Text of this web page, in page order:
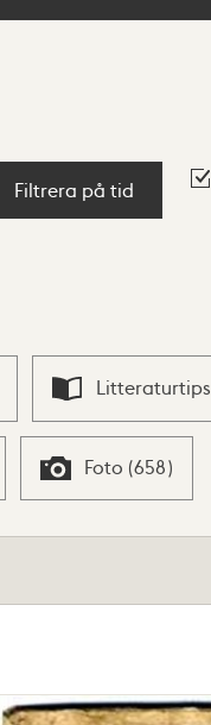
Filtrera på tid
Litteraturtips
Foto (658)